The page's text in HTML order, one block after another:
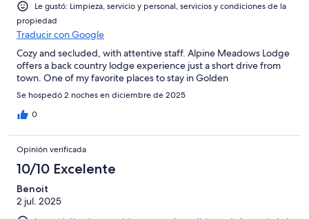
Le gustó: Limpieza, servicio y personal, servicios y condiciones de la
propiedad
Traducir con Google
Cozy and secluded, with attentive staff. Alpine Meadows Lodge
offers a back country lodge experience just a short drive from
town. One of my favorite places to stay in Golden
Se hospedó 2 noches en diciembre de 2025
0
Opinión verificada
10/10 Excelente
Benoit
2 jul. 2025